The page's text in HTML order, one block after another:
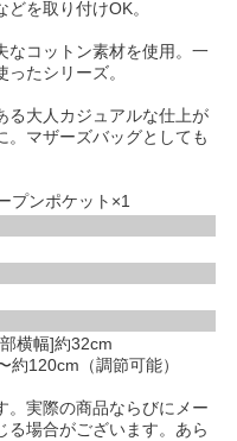
を取り付けOK。
なコットン素材を使用。一
たシリーズ。
る大人カジュアルな仕上が
。マザーズバッグとしても
プンポケット×1
横幅]約32cm
120cm（調節可能）
実際の商品ならびにメー
る場合がございます。あら